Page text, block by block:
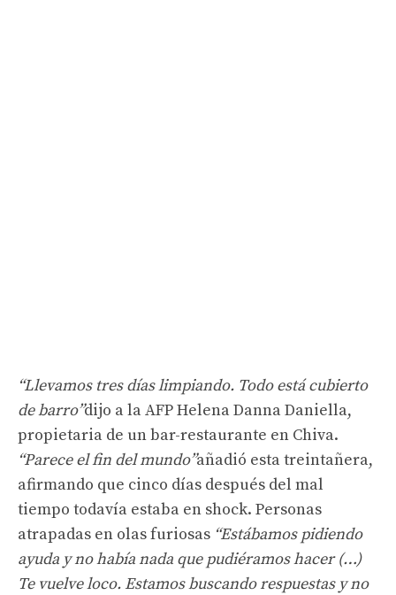
“Llevamos tres días limpiando. Todo está cubierto
de barro”dijo a la AFP Helena Danna Daniella,
propietaria de un bar-restaurante en Chiva.
“Parece el fin del mundo”añadió esta treintañera,
afirmando que cinco días después del mal
tiempo todavía estaba en shock. Personas
atrapadas en olas furiosas “Estábamos pidiendo
ayuda y no había nada que pudiéramos hacer (…)
Te vuelve loco. Estamos buscando respuestas y no